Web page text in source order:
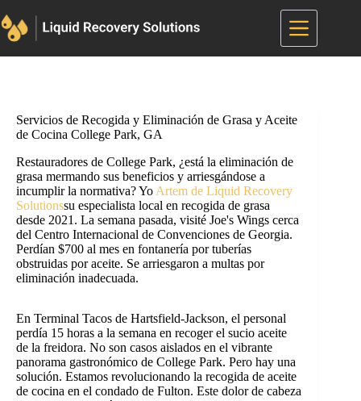
al
contenido
Servicios de Recogida y Eliminación de Grasa y Aceite
de Cocina College Park, GA
Restauradores de College Park, ¿está la eliminación de
grasa mermando sus beneficios y arriesgándose a
incumplir la normativa? Yo Artem de Liquid Recovery
Solutionssu especialista local en recogida de grasa
desde 2021. La semana pasada, visité Joe's Wings cerca
del Centro Internacional de Convenciones de Georgia.
Perdían $700 al mes en fontanería por tuberías
obstruidas por aceite. Se arriesgaron a multas por
eliminación inadecuada.
En Terminal Tacos de Hartsfield-Jackson, el personal
perdía 15 horas a la semana en recoger el sucio aceite
de la freidora. No son casos aislados en el vibrante
panorama gastronómico de College Park. Pero hay una
solución. Estamos revolucionando la recogida de aceite
de cocina en el condado de Fulton. Este dolor de cabeza